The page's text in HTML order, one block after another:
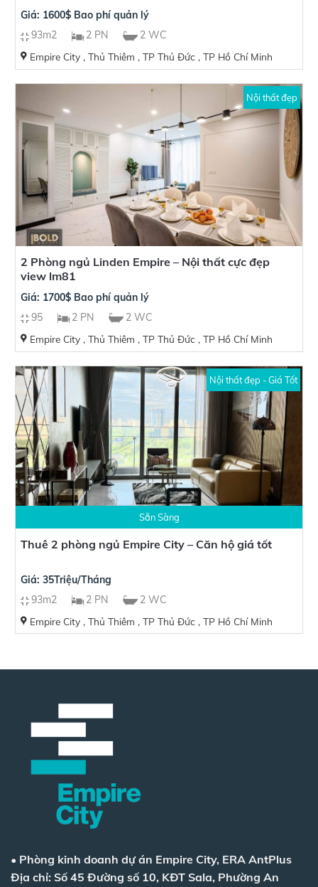
Giá: 1600$ Bao phí quản lý
93m2
2 PN 2 WC
Empire City , Thủ Thiêm , TP Thủ Đức , TP Hồ Chí Minh
Nội thất đẹp
2 Phòng ngủ Linden Empire – Nội thất cực đẹp
view lm81
Giá: 1700$ Bao phí quản lý
95
2 PN 2 WC
Empire City , Thủ Thiêm , TP Thủ Đức , TP Hồ Chí Minh
Nội thất đẹp - Giá Tốt
Sẵn Sàng
Thuê 2 phòng ngủ Empire City – Căn hộ giá tốt
Giá: 35Triệu/Tháng
93m2
2 PN 2 WC
Empire City , Thủ Thiêm , TP Thủ Đức , TP Hồ Chí Minh
• Phòng kinh doanh dự án Empire City, ERA AntPlus
Địa chỉ: Số 45 Đường số 10, KĐT Sala, Phường An